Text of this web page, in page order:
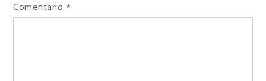
Comentario *